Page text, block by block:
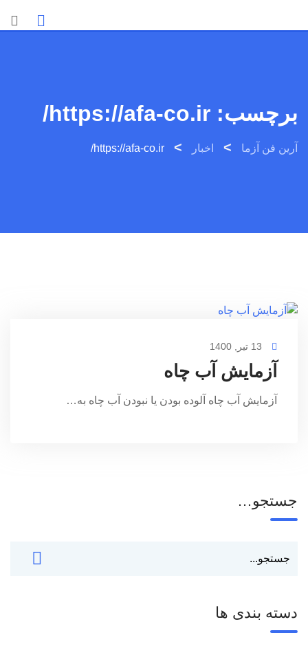
برچسب: https://afa-co.ir/
آرین فن آزما > اخبار >
https://afa-co.ir/
آزمایش آب چاه
آزمایش آب چاه آلوده بودن یا نبودن آب چاه به…
جستجو…
دسته بندی ها